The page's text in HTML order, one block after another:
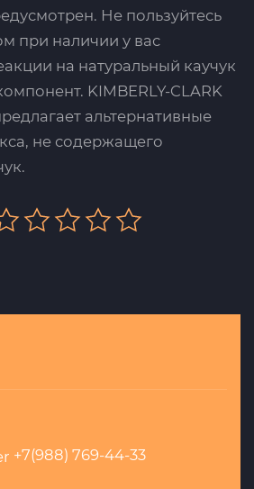
Не пользуйтесь
при наличии у вас
на натуральный каучук
KIMBERLY-CLARK
альтернативные
не содержащего
+7(988) 769-44-33